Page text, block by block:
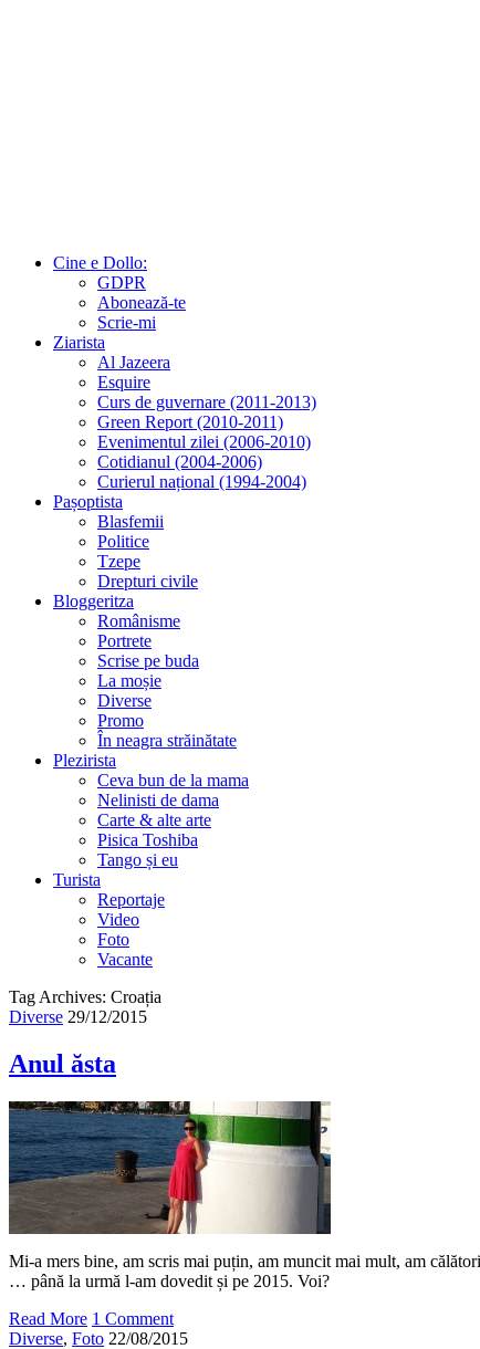
Cine e Dollo:
GDPR
Abonează-te
Scrie-mi
Ziarista
Al Jazeera
Esquire
Curs de guvernare (2011-2013)
Green Report (2010-2011)
Evenimentul zilei (2006-2010)
Cotidianul (2004-2006)
Curierul național (1994-2004)
Pașoptista
Blasfemii
Politice
Tzepe
Drepturi civile
Bloggeritza
Românisme
Portrete
Scrise pe buda
La moșie
Diverse
Promo
În neagra străinătate
Plezirista
Ceva bun de la mama
Nelinisti de dama
Carte & alte arte
Pisica Toshiba
Tango și eu
Turista
Reportaje
Video
Foto
Vacante
Tag Archives: Croația
Diverse 29/12/2015
Anul ăsta
Mi-a mers bine, am scris mai puțin, am muncit mai mult, am
… până la urmă l-am dovedit și pe 2015. Voi?
Read More 1 Comment
Diverse, Foto 22/08/2015